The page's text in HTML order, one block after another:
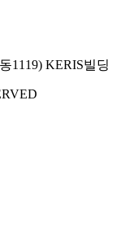
1119) KERIS빌딩